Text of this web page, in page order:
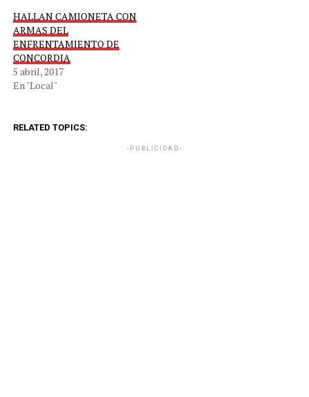
HALLAN CAMIONETA CON
ARMAS DEL
ENFRENTAMIENTO DE
CONCORDIA
5 abril, 2017
En "Local"
RELATED TOPICS:
-PUBLICIDAD-